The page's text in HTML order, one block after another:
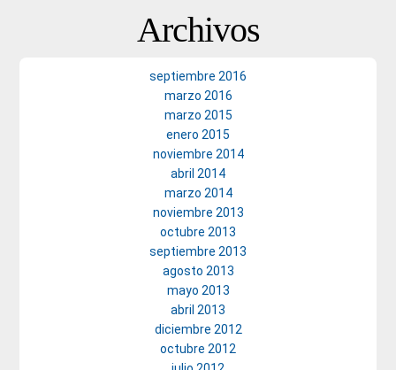
Archivos
septiembre 2016
marzo 2016
marzo 2015
enero 2015
noviembre 2014
abril 2014
marzo 2014
noviembre 2013
octubre 2013
septiembre 2013
agosto 2013
mayo 2013
abril 2013
diciembre 2012
octubre 2012